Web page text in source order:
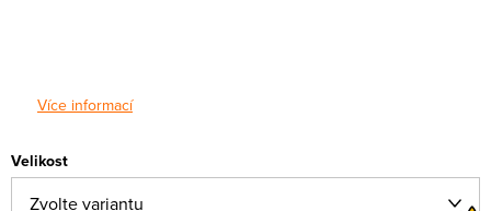
Více informací
Velikost